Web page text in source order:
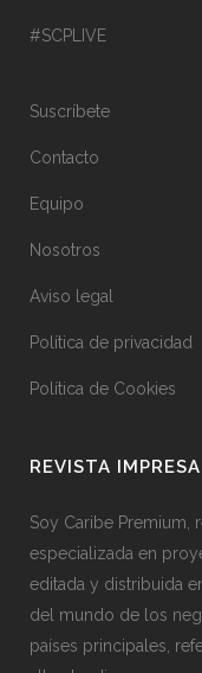
#SCPLIVE
Suscríbete
Contacto
Equipo
Nosotros
Aviso legal
Política de privacidad
Política de Cookies
REVISTA
Soy Caribe Premium,
especializada en
editada y distribuida
del mundo de los
países principales,